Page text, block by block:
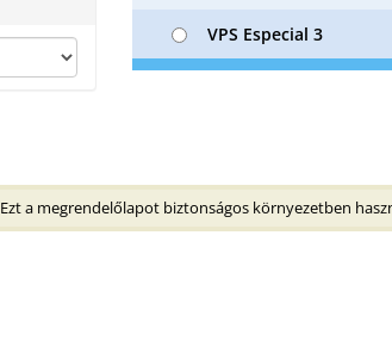
VPS Especial 3
Ezt a megrendelőlapot biztonságos környezetben